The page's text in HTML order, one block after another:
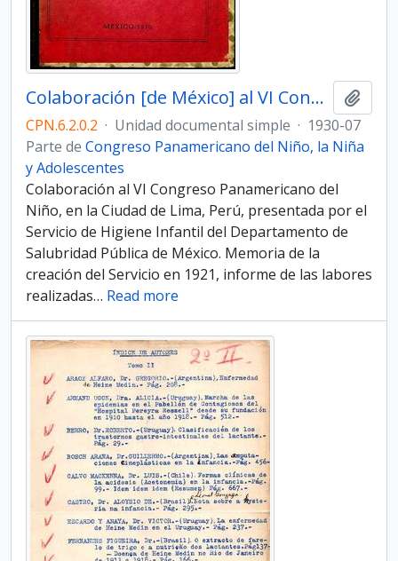
Colaboración [de México] al VI Congreso Panamericano del Niño
CPN.6.2.0.2 · Unidad documental simple · 1930-07
Parte de Congreso Panamericano del Niño, la Niña
y Adolescentes
Colaboración al VI Congreso Panamericano del
Niño, en la Ciudad de Lima, Perú, presentada por el
Servicio de Higiene Infantil del Departamento de
Salubridad Pública de México. Memoria de la
creación del Servicio en 1921, informe de las labores
realizadas… Read more